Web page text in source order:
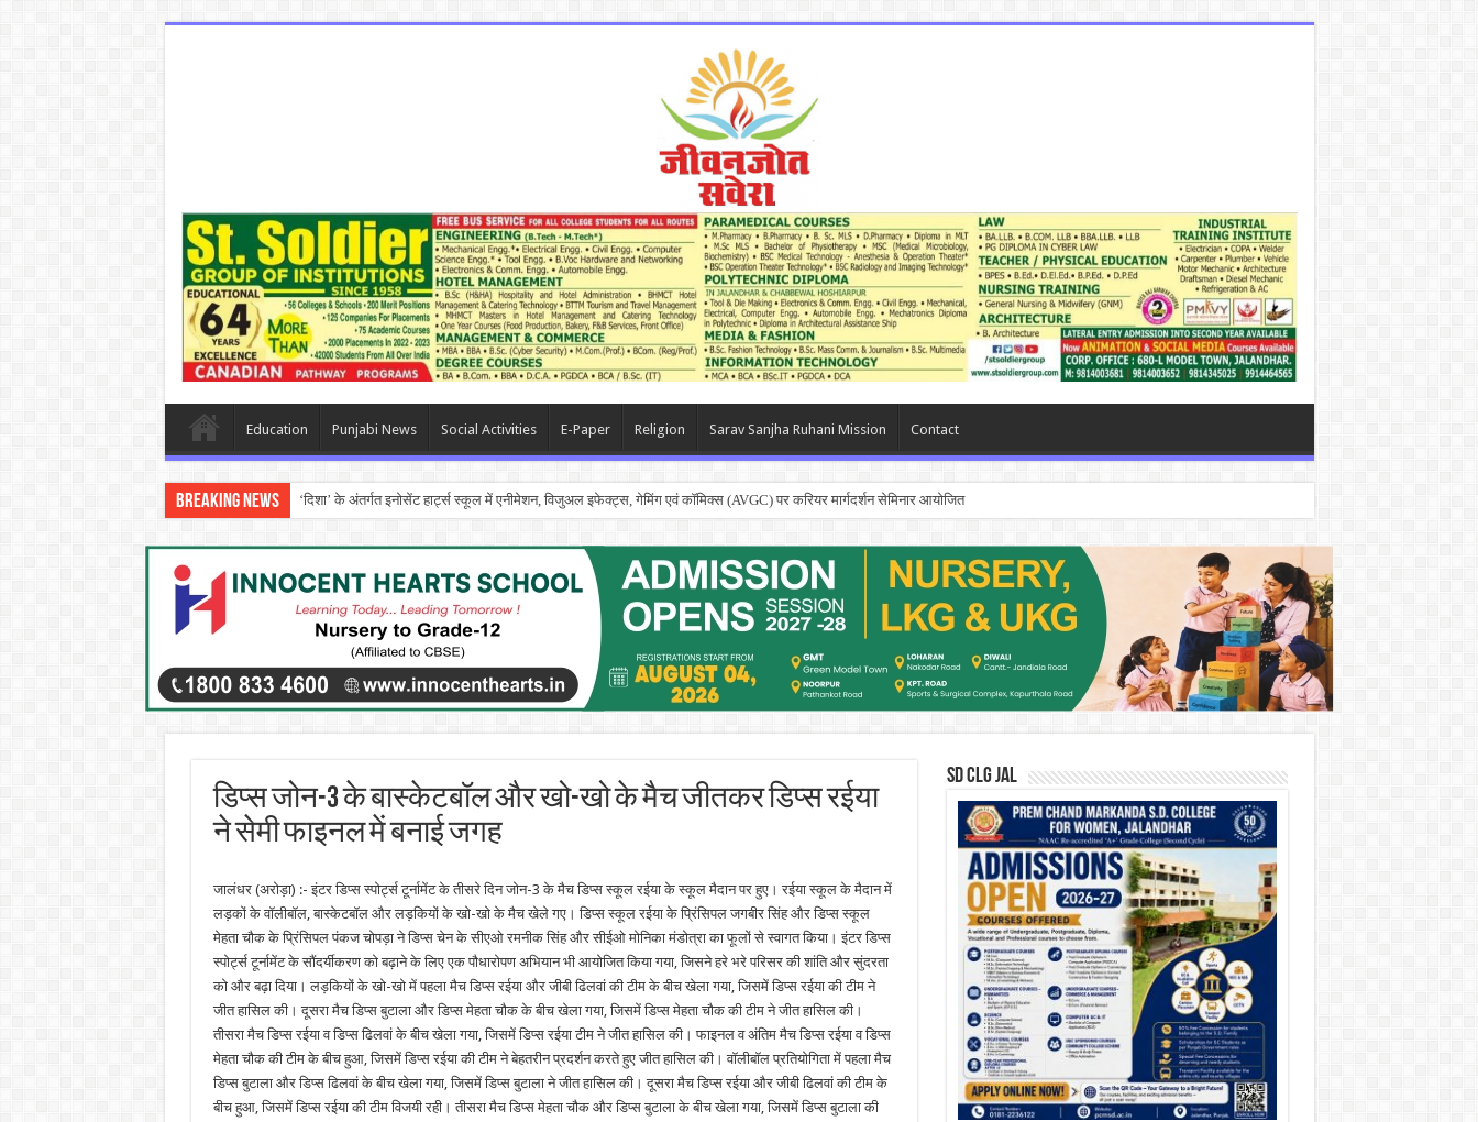
Education Punjabi News Social Activities E-Paper Religion Sarav Sanjha Ruhani Mission Contact
Breaking News ‘दिशा’ के अंतर्गत इनोसेंट हार्ट्स स्कूल में एनीमेशन, विजुअल इफेक्ट्स, गेमिंग एवं कॉमिक्स (AVGC) पर करियर मार्गदर्शन सेमिनार आयोजित
एपीजे रिदम्स किंडरवर्ल्ड में धूमधाम से मनाया गया तीयां दा मेला
डिप्स जोन-3 के बास्केटबॉल और खो-खो के मैच जीतकर डिप्स रईया
ने सेमी फाइनल में बनाई जगह
जालंधर (अरोड़ा) :- इंटर डिप्स स्पोर्ट्स टूर्नामेंट के तीसरे दिन जोन-3 के मैच डिप्स स्कूल रईया के स्कूल मैदान पर हुए। रईया स्कूल के मैदान में
लड़कों के वॉलीबॉल, बास्केटबॉल और लड़कियों के खो-खो के मैच खेले गए। डिप्स स्कूल रईया के प्रिंसिपल जगबीर सिंह और डिप्स स्कूल
मेहता चौक के प्रिंसिपल पंकज चोपड़ा ने डिप्स चेन के सीएओ रमनीक सिंह और सीईओ मोनिका मंडोत्रा का फूलों से स्वागत किया। इंटर डिप्स
स्पोर्ट्स टूर्नामेंट के सौंदर्यीकरण को बढ़ाने के लिए एक पौधारोपण अभियान भी आयोजित किया गया, जिसने हरे भरे परिसर की शांति और सुंदरता
को और बढ़ा दिया। लड़कियों के खो-खो में पहला मैच डिप्स रईया और जीबी ढिलवां की टीम के बीच खेला गया, जिसमें डिप्स रईया की टीम ने
जीत हासिल की। दूसरा मैच डिप्स बुटाला और डिप्स मेहता चौक के बीच खेला गया, जिसमें डिप्स मेहता चौक की टीम ने जीत हासिल की।
तीसरा मैच डिप्स रईया व डिप्स ढिलवां के बीच खेला गया, जिसमें डिप्स रईया टीम ने जीत हासिल की। फाइनल व अंतिम मैच डिप्स रईया व डिप्स
मेहता चौक की टीम के बीच हुआ, जिसमें डिप्स रईया की टीम ने बेहतरीन प्रदर्शन करते हुए जीत हासिल की। वॉलीबॉल प्रतियोगिता में पहला मैच
डिप्स बुटाला और डिप्स ढिलवां के बीच खेला गया, जिसमें डिप्स बुटाला ने जीत हासिल की। दूसरा मैच डिप्स रईया और जीबी ढिलवां की टीम के
बीच हुआ, जिसमें डिप्स रईया की टीम विजयी रही। तीसरा मैच डिप्स मेहता चौक और डिप्स बुटाला के बीच खेला गया, जिसमें डिप्स बुटाला की
SD CLG JAL